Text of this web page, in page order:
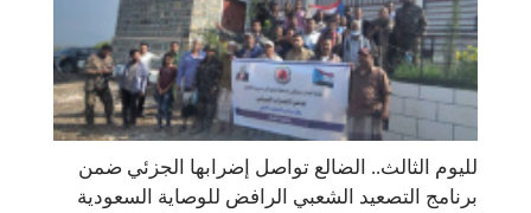
لليوم الثالث.. الضالع تواصل إضرابها الجزئي ضمن
برنامج التصعيد الشعبي الرافض للوصاية السعودية